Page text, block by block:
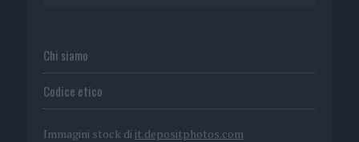
Chi siamo
Codice etico
Immagini stock di it.depositphotos.com